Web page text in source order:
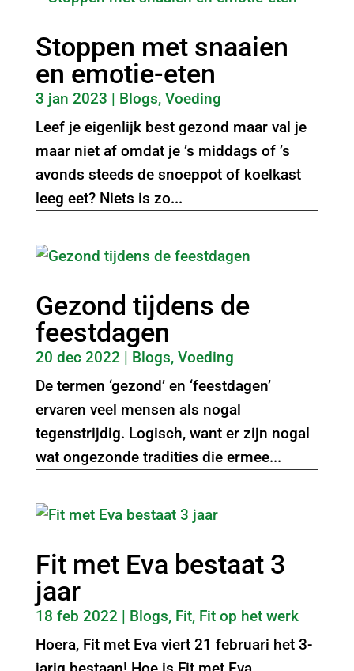
Stoppen met snaaien
en emotie-eten
3 jan 2023 | Blogs, Voeding
Leef je eigenlijk best gezond maar val je
maar niet af omdat je ’s middags of ’s
avonds steeds de snoeppot of koelkast
leeg eet? Niets is zo...
Gezond tijdens de
feestdagen
20 dec 2022 | Blogs, Voeding
De termen ‘gezond’ en ‘feestdagen’
ervaren veel mensen als nogal
tegenstrijdig. Logisch, want er zijn nogal
wat ongezonde tradities die ermee...
Fit met Eva bestaat 3
jaar
18 feb 2022 | Blogs, Fit, Fit op het werk
Hoera, Fit met Eva viert 21 februari het 3-